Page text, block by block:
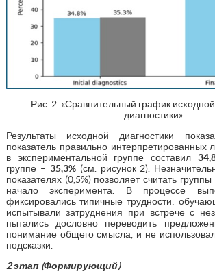
Рис. 2. «Сравнительный график
диагностики»
Результаты исходной диагностики
показатель правильно интерпретированных
в экспериментальной группе составил
группе – 35,3%(см. рисунок 2).
показателях (0,5%) позволяет считать
начало эксперимента. В процессе
фиксировались типичные трудности:
испытывали затруднения при встрече с
пытались дословно переводить
понимание общего смысла, и не
подсказки.
2 этап (Формирующий)